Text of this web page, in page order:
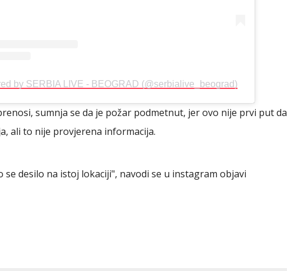
by SERBIA LIVE - BEOGRAD (@serbialive_beograd)
sumnja se da je požar podmetnut, jer ovo nije prvi put da
ali to nije provjerena informacija.
se desilo na istoj lokaciji", navodi se u instagram objavi